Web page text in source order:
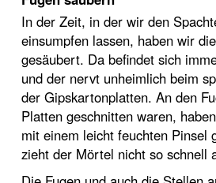
In der Zeit, in der wir den
einsumpfen lassen, haben wir
gesäubert. Da befindet sich
und der nervt unheimlich beim
der Gipskartonplatten. An den
Platten geschnitten waren,
mit einem leicht feuchten Pinsel
zieht der Mörtel nicht so schnell